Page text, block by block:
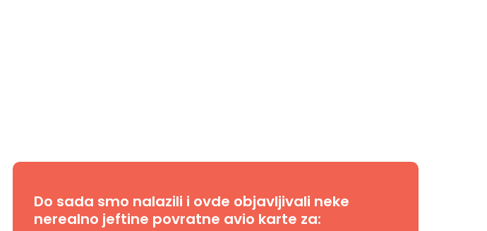
Do sada smo nalazili i ovde objavljivali neke
nerealno jeftine povratne avio karte za: